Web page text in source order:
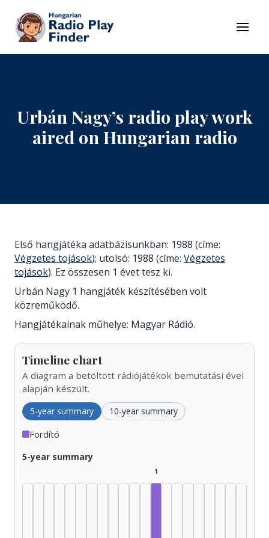
To contents
Menu
Urbán Nagy’s radio play work
aired on Hungarian radio
Első hangjátéka adatbázisunkban: 1988 (címe:
Végzetes tojások); utolsó: 1988 (címe: Végzetes
tojások). Ez összesen 1 évet tesz ki.
Urbán Nagy 1 hangjáték készítésében volt
közreműködő.
Hangjátékainak műhelye: Magyar Rádió.
Timeline chart
A diagram a betöltött rádiójátékok bemutatási évei
alapján készült.
5-year summary 10-year summary
Fordító
5-year summary
1